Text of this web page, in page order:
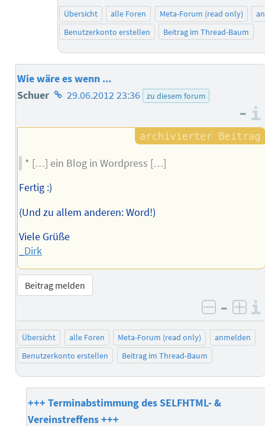
Übersicht alle Foren Meta-Forum (read only)
Benutzerkonto erstellen
Beitrag im Thread-Baum
Wie wäre es wenn ...
Schuer Homepage
Autors
29.06.2012 23:36 zu diesem forum
–
* […] ein Blog in Wordpress […]
Fertig :)
(Und zu allem anderen: Word!)
Viele Grüße
Dirk
Beitrag melden
negativ
–
Übersicht alle Foren Meta-Forum (read only)
anmelden
Benutzerkonto erstellen
Beitrag im Thread-Baum
+++ Terminabstimmung des SELFHTML- &
Vereinstreffens +++